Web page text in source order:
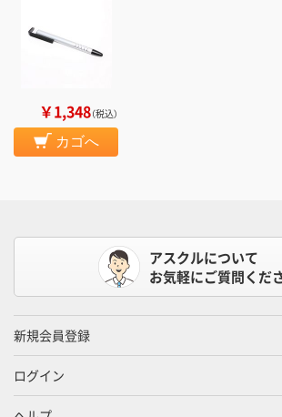
￥1,348（税込）
カゴへ
アスクルについて
お気軽にご質問くだ
新規会員登録
ログイン